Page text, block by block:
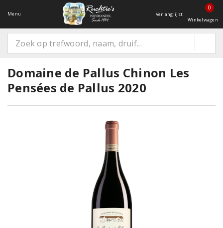
Menu Verlanglijst
0
Winkelwagen
Domaine de Pallus Chinon Les
Pensées de Pallus 2020